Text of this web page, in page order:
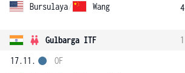
Bursulaya/ Wang
4
Gulbarga ITF 1
17.11.
OF